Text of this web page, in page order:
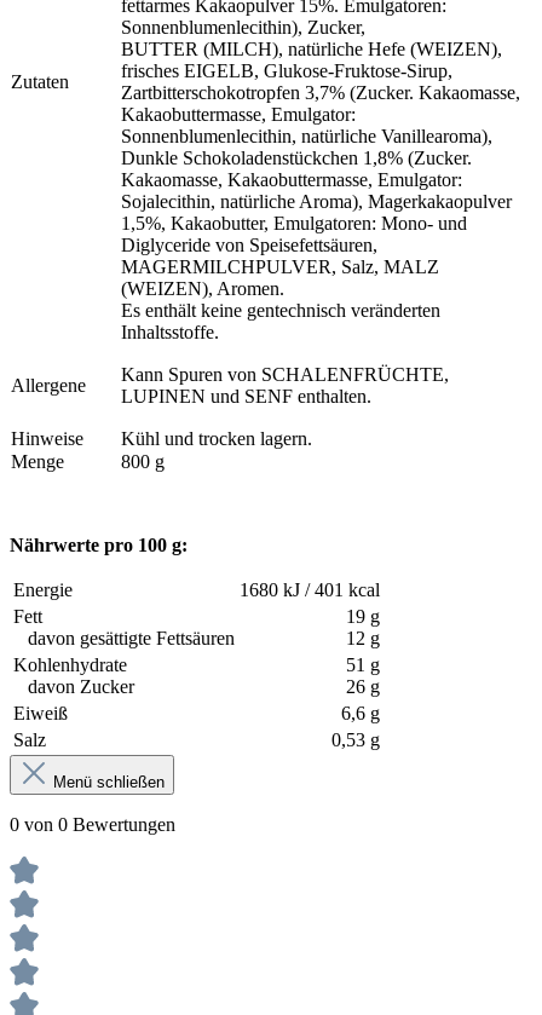
Zutaten
fettarmes Kakaopulver 15%. Emulgatoren:
Sonnenblumenlecithin), Zucker,
BUTTER (MILCH), natürliche Hefe (WEIZEN),
frisches EIGELB, Glukose-Fruktose-Sirup,
Zartbitterschokotropfen 3,7% (Zucker. Kakaomasse,
Kakaobuttermasse, Emulgator:
Sonnenblumenlecithin, natürliche Vanillearoma),
Dunkle Schokoladenstückchen 1,8% (Zucker.
Kakaomasse, Kakaobuttermasse, Emulgator:
Sojalecithin, natürliche Aroma), Magerkakaopulver
1,5%, Kakaobutter, Emulgatoren: Mono- und
Diglyceride von Speisefettsäuren,
MAGERMILCHPULVER, Salz, MALZ
(WEIZEN), Aromen.
Es enthält keine gentechnisch veränderten
Inhaltsstoffe.
Allergene
Kann Spuren von SCHALENFRÜCHTE,
LUPINEN und SENF enthalten.
Hinweise
Kühl und trocken lagern.
Menge
800 g
Nährwerte pro 100 g:
Energie
1680 kJ / 401 kcal
Fett
davon gesättigte Fettsäuren
19 g
12 g
Kohlenhydrate
davon Zucker
51 g
26 g
Eiweiß
6,6 g
Salz
0,53 g
Menü schließen
0 von 0 Bewertungen